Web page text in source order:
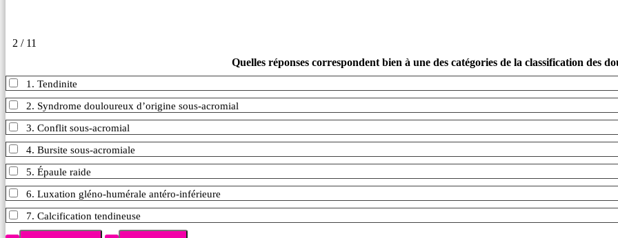
2 / 11
Quelles réponses correspondent bien à une des catégories de la classification des
1. Tendinite
2. Syndrome douloureux d’origine sous-acromial
3. Conflit sous-acromial
4. Bursite sous-acromiale
5. Épaule raide
6. Luxation gléno-humérale antéro-inférieure
7. Calcification tendineuse